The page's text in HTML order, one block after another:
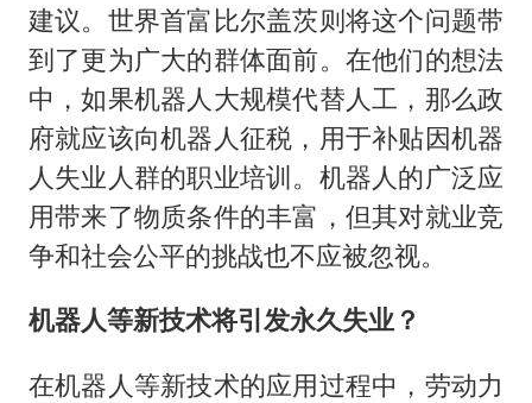
建议。世界首富比尔盖茨则将这个问题带
到了更为广大的群体面前。在他们的想法
中，如果机器人大规模代替人工，那么政
府就应该向机器人征税，用于补贴因机器
人失业人群的职业培训。机器人的广泛应
用带来了物质条件的丰富，但其对就业竞
争和社会公平的挑战也不应被忽视。
机器人等新技术将引发永久失业？
在机器人等新技术的应用过程中，劳动力